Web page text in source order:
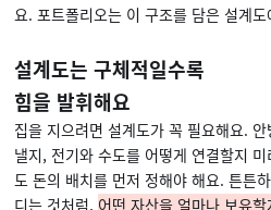
요. 포트폴리오는 이 구조를 담은 설계도
설계도는 구체적일수록
힘을 발휘해요
집을 지으려면 설계도가 꼭 필요해요.
낼지, 전기와 수도를 어떻게 연결할지
도 돈의 배치를 먼저 정해야 해요. 튼튼
디는 것처럼, 어떤 자산을 얼마나 보유